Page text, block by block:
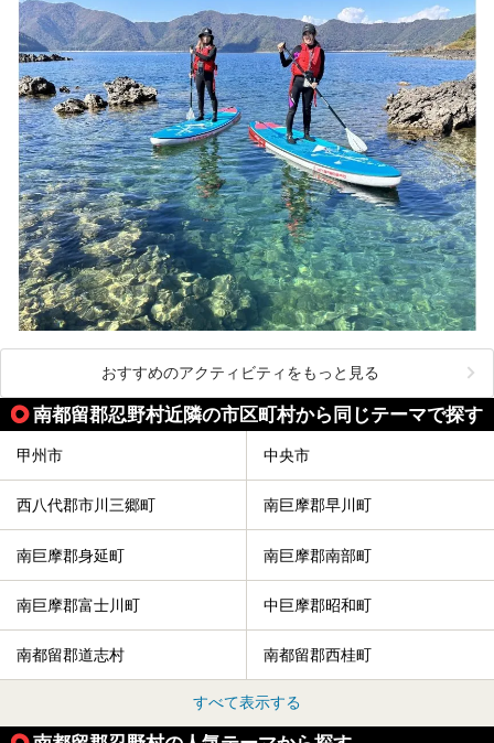
おすすめのアクティビティをもっと見る
南都留郡忍野村近隣の市区町村から同じテーマで探す
甲州市 中央市
西八代郡市川三郷町 南巨摩郡早川町
南巨摩郡身延町 南巨摩郡南部町
南巨摩郡富士川町 中巨摩郡昭和町
南都留郡道志村 南都留郡西桂町
すべて表示する